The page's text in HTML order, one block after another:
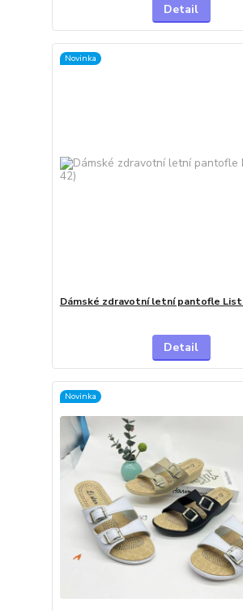
Detail
Novinka
Dámské zdravotní letní pantofle
Detail
Novinka